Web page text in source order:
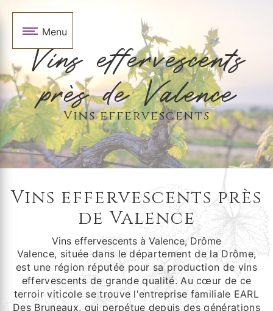
Menu
Vins effervescents
près de Valence
Vins effervescents
Vins effervescents près
de Valence
Vins effervescents à Valence, Drôme
Valence, située dans le département de la Drôme,
est une région réputée pour sa production de vins
effervescents de grande qualité. Au cœur de ce
terroir viticole se trouve l'entreprise familiale EARL
Des Bruneaux, qui perpétue depuis des générations